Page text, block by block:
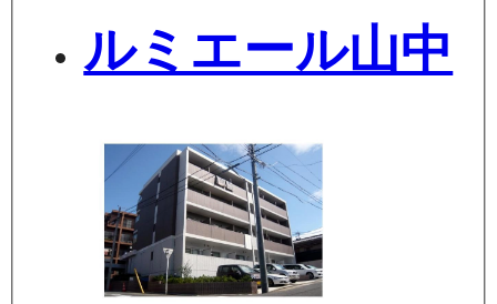
ルミエール山中